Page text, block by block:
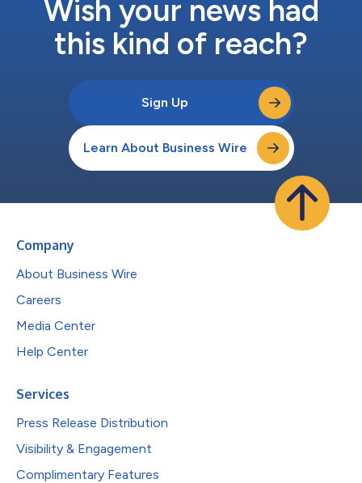
Wish your news had
this kind of reach?
Sign Up
Learn About Business Wire
Company
About Business Wire
Careers
Media Center
Help Center
Services
Press Release Distribution
Visibility & Engagement
Complimentary Features